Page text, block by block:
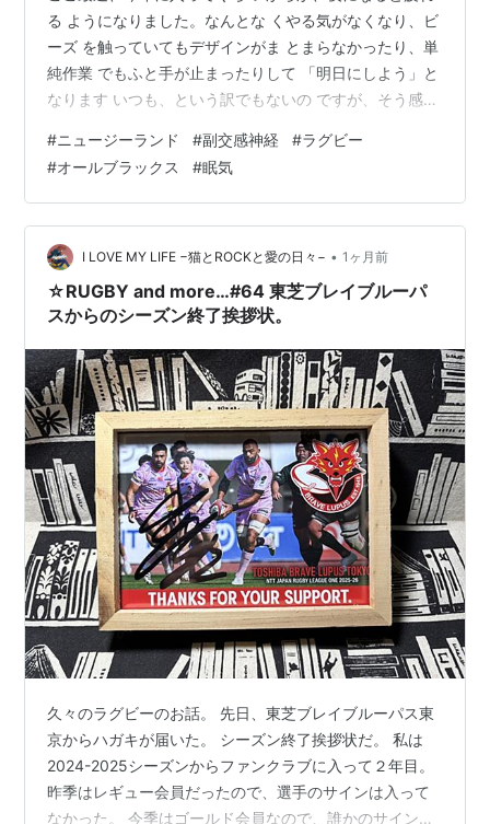
両チームの選手が密集して奪い合う状態。
ラック：地面のボールを両チームの選手が密集して
奪い合う状態。
タックル：ボールを持つ相手選手を一人又は複数の
選手によって倒すまたはボールを地面に触れさせる
行為。
ぶ。フリーキックまたはスクラムとなる。
アドバンテージ
：反則があっても受けた側が有利に
進んでいる場合は、試合を止めず続行する。
られる。
ノーサイド：試合終了。試合後は敵味方の区別がな
くなることから。
主な反則
ノックオン：ボールを前に落とす。
コラプシング：故意にスクラムを崩す。
オーバーザトップ：ボールの前方に倒れ相手にボー
ルが渡るのを妨げる。
スローフォワード
：ラグビーの場合、前方へのパス
は禁止されている。
オブストラクション
：相手のプレーを妨げる行為。
ラッキング：ラックのプレーヤーによる不正行為。
ノーボールタックル：ボールを持ってないのにタッ
クルを与える。
る ようになりました。なんとな くやる気がなくなり、ビ
ーズ を触っていてもデザインがま とまらなかったり、単
純作業 でもふと手が止まったりして 「明日にしよう」と
なります いつも、という訳でもないの ですが、そう感じ
午前11時でも 午後3時でも夜10時でもエネル ギーレベル
がほとんど変わら ないというか、起きている限 り同じ感
覚とペースで、思い つくことができた気がします 体質的
に眠くなりにくいこと もあって時間を決めて「もう 寝な
きゃ」とベッドに入らな いと、いくらでも思いつくこ と
を…
#ニュージーランド #副交感神経 #ラグビー
#オールブラックス #眠気
I LOVE MY LIFE −猫とROCKと愛の日々− • 1ヶ月前
☆RUGBY and more…#64 東芝ブレイブルーパ
スからのシーズン終了挨拶状。
久々のラグビーのお話。 先日、東芝ブレイブルーパス東
京からハガキが届いた。 シーズン終了挨拶状だ。 私は
2024-2025シーズンからファンクラブに入って２年目。
昨季はレギュー会員だったので、選手のサインは入って
なかった。 今季はゴールド会員なので、誰かのサインが